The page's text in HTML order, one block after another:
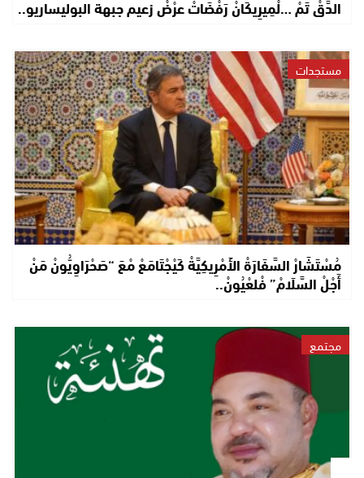
الدَّقْ تَمْ …لْمِيرِيكَانْ رَفْضَاتْ عرْضْ زعيم جبهة البوليساريو..
مستجدات
مُسْتَشَارْ السَّفَارَةْ الأَمْرِيكِيَّةْ كَيْجْتَامَعْ مْعَ “صَحْرَاوِيُّونْ مَنْ
أَجْلْ السَّلَامْ” فْلعْيُونْ..
مجتمع